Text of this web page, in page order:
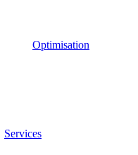
Optimisation
Services